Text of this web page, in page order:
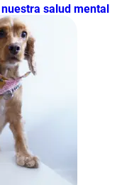
salud mental